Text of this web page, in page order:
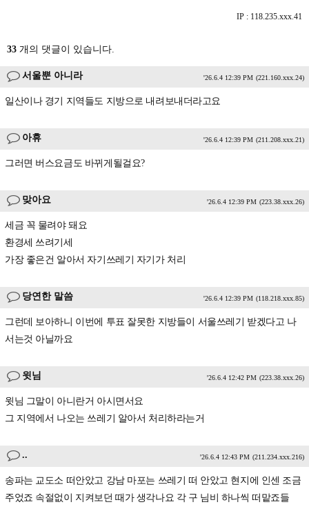
IP : 118.235.xxx.41
33 개의 댓글이 있습니다.
서울뿐 아니라 '26.6.4 12:39 PM (221.160.xxx.24)
일산이나 경기 지역들도 지방으로 내려보내더라고요
아휴 '26.6.4 12:39 PM (211.208.xxx.21)
그러면 버스요금도 바뀌게될걸요?
맞아요 '26.6.4 12:39 PM (223.38.xxx.26)
세금 꼭 물려야 돼요
환경세 쓰려기세
가장 좋은건 알아서 자기쓰레기 자기가 처리
당연한 말씀 '26.6.4 12:39 PM (118.218.xxx.85)
그런데 보아하니 이번에 투표 잘못한 지방들이 서울쓰레기 받겠다고 나
서는것 아닐까요
윗님 '26.6.4 12:42 PM (223.38.xxx.26)
윗님 그말이 아니란거 아시면서요
그 지역에서 나오는 쓰레기 알아서 처리하라는거
.. '26.6.4 12:43 PM (211.234.xxx.216)
송파는 교도소 떠안았고 강남 마포는 쓰레기 떠 안았고 현지에 인센 조금
주었죠 속절없이 지켜보던 때가 생각나요 각 구 님비 하나씩 떠맡죠들